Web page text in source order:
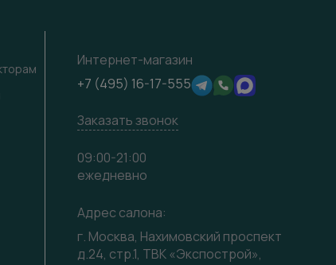
Интернет-магазин
+7 (495) 16-17-555
Заказать звонок
09:00-21:00
ежедневно
Адрес салона:
г. Москва, Нахимовский проспект
д.24, стр.1, ТВК «Экспострой»,